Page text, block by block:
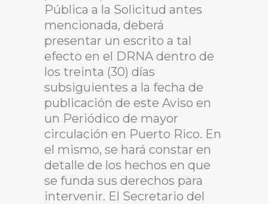
Pública a la Solicitud antes
mencionada, deberá
presentar un escrito a tal
efecto en el DRNA dentro de
los treinta (30) días
subsiguientes a la fecha de
publicación de este Aviso en
un Periódico de mayor
circulación en Puerto Rico. En
el mismo, se hará constar en
detalle de los hechos en que
se funda sus derechos para
intervenir. El Secretario del